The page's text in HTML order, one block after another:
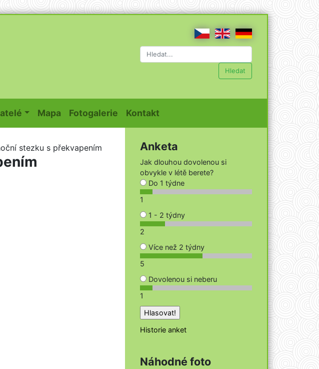
Hledat
Mapa (current)
Fotogalerie (current)
Kontakt
stezku s překvapením Anketa
Jak dlouhou dovolenou si
obvykle v létě berete?
Do 1 týdne
1
1 - 2 týdny
2
Více než 2 týdny
5
Dovolenou si neberu
1
Historie anket
Náhodné foto